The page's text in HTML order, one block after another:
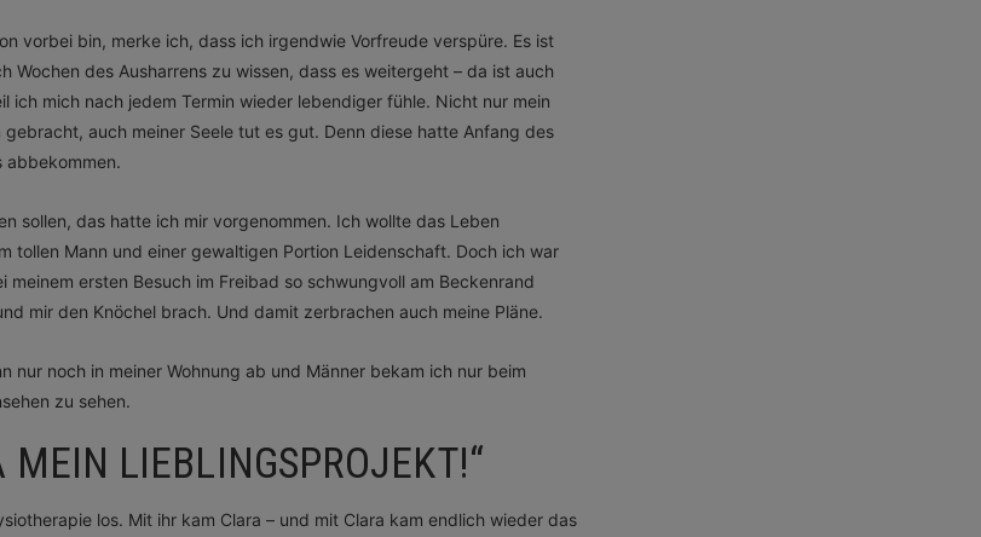
vorbei bin, merke ich, dass ich irgendwie Vorfreude verspüre. Es ist
Wochen des Ausharrens zu wissen, dass es weitergeht – da ist auch
ich mich nach jedem Termin wieder lebendiger fühle. Nicht nur mein
gebracht, auch meiner Seele tut es gut. Denn diese hatte Anfang des
abbekommen.
sollen, das hatte ich mir vorgenommen. Ich wollte das Leben
tollen Mann und einer gewaltigen Portion Leidenschaft. Doch ich war
ersten Besuch im Freibad so schwungvoll am Beckenrand
mir den Knöchel brach. Und damit zerbrachen auch meine Pläne.
nur noch in meiner Wohnung ab und Männer bekam ich nur beim
zu sehen.
MEIN LIEBLINGSPROJEKT!“
los. Mit ihr kam Clara – und mit Clara kam endlich wieder das